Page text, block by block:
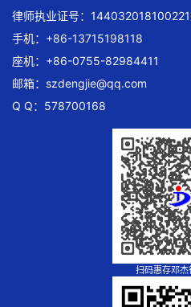
律师执业证号：
手机：+86-13715198118
座机：+86-0755-82984411
邮箱： szdengjie@qq.com
Q Q：578700168
扫码惠存邓杰